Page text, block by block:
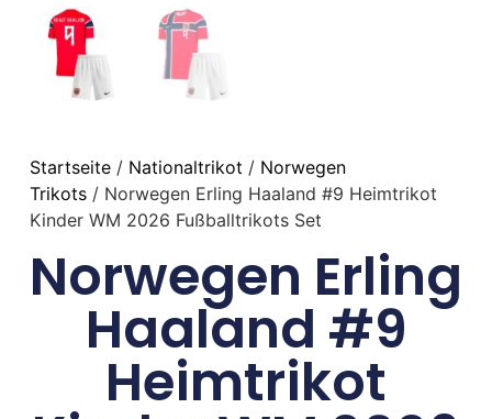
Startseite/ Nationaltrikot / Norwegen
Trikots/ Norwegen Erling Haaland #9 Heimtrikot
Kinder WM 2026 Fußballtrikots Set
Norwegen Erling
Haaland #9
Heimtrikot